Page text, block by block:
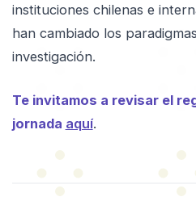
instituciones chilenas e
han cambiado los
investigación.
Te invitamos a revisar el
jornada aquí.